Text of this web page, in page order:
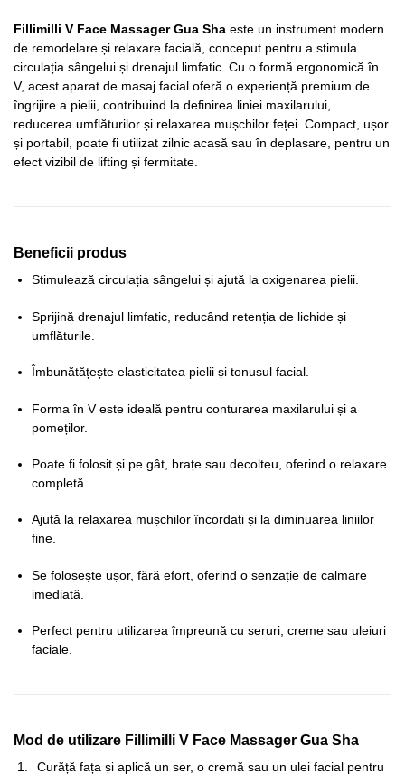
Fillimilli V Face Massager Gua Sha este un instrument modern
de remodelare și relaxare facială, conceput pentru a stimula
circulația sângelui și drenajul limfatic. Cu o formă ergonomică în
V, acest aparat de masaj facial oferă o experiență premium de
îngrijire a pielii, contribuind la definirea liniei maxilarului,
reducerea umflăturilor și relaxarea mușchilor feței. Compact, ușor
și portabil, poate fi utilizat zilnic acasă sau în deplasare, pentru un
efect vizibil de lifting și fermitate.
Beneficii produs
Stimulează circulația sângelui și ajută la oxigenarea pielii.
Sprijină drenajul limfatic, reducând retenția de lichide și
umflăturile.
Îmbunătățește elasticitatea pielii și tonusul facial.
Forma în V este ideală pentru conturarea maxilarului și a
pomeților.
Poate fi folosit și pe gât, brațe sau decolteu, oferind o relaxare
completă.
Ajută la relaxarea mușchilor încordați și la diminuarea liniilor
fine.
Se folosește ușor, fără efort, oferind o senzație de calmare
imediată.
Perfect pentru utilizarea împreună cu seruri, creme sau uleiuri
faciale.
Mod de utilizare Fillimilli V Face Massager Gua Sha
Curăță fața și aplică un ser, o cremă sau un ulei facial pentru